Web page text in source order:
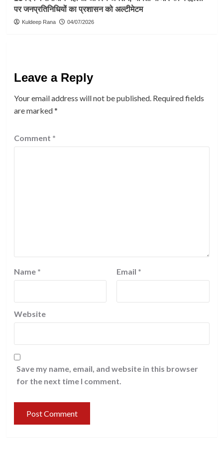
पर जनप्रतिनिधियों का प्रशासन को अल्टीमेटम
Kuldeep Rana 04/07/2026
Leave a Reply
Your email address will not be published. Required fields
are marked*
Comment *
Name * Email *
Website
Save my name, email, and website in this browser
for the next time I comment.